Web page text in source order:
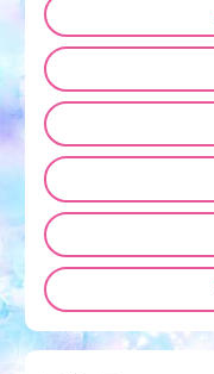
ン